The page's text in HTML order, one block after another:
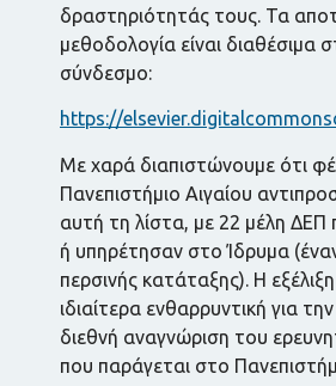
δραστηριότητάς τους. Τα
μεθοδολογία είναι διαθέσιμα
σύνδεσμο:
https://
Με χαρά διαπιστώνουμε ότι
Πανεπιστήμιο Αιγαίου
αυτή τη λίστα, με 22 μέλη ΔΕΠ
ή υπηρέτησαν στο Ίδρυμα
περσινής κατάταξης). Η
ιδιαίτερα ενθαρρυντική για
διεθνή αναγνώριση του
που παράγεται στο